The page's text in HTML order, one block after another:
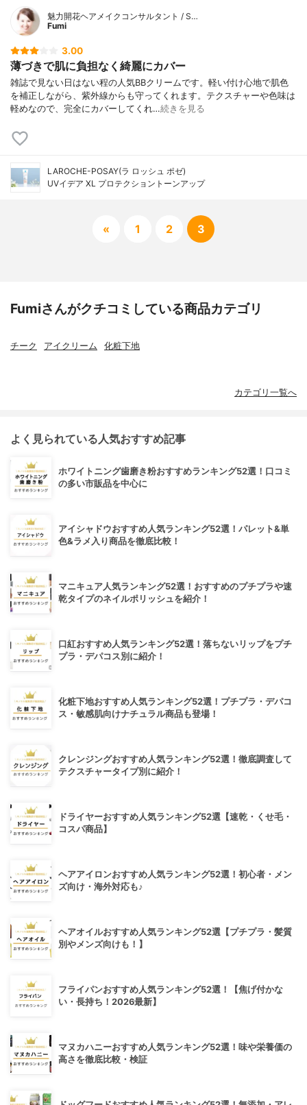
魅力開花ヘアメイクコンサルタント / S…
Fumi
3.00
薄づきで肌に負担なく綺麗にカバー
雑誌で見ない日はない程の人気BBクリームです。軽い付け心地で肌色
を補正しながら、紫外線からも守ってくれます。テクスチャーや色味は
軽めなので、完全にカバーしてくれ…続きを見る
LAROCHE-POSAY(ラ ロッシュ ポゼ)
UVイデア XL プロテクショントーンアップ
« 1 2 3
Fumiさんがクチコミしている商品カテゴリ
チーク アイクリーム 化粧下地
カテゴリ一覧へ
よく見られている人気おすすめ記事
ホワイトニング歯磨き粉おすすめランキング52選！口コミ
の多い市販品を中心に
アイシャドウおすすめ人気ランキング52選！パレット&単
色&ラメ入り商品を徹底比較！
マニキュア人気ランキング52選！おすすめのプチプラや速
乾タイプのネイルポリッシュを紹介！
口紅おすすめ人気ランキング52選！落ちないリップをプチ
プラ・デパコス別に紹介！
化粧下地おすすめ人気ランキング52選！プチプラ・デパコ
ス・敏感肌向けナチュラル商品も登場！
クレンジングおすすめ人気ランキング52選！徹底調査して
テクスチャータイプ別に紹介！
ドライヤーおすすめ人気ランキング52選【速乾・くせ毛・
コスパ商品】
ヘアアイロンおすすめ人気ランキング52選！初心者・メン
ズ向け・海外対応も♪
ヘアオイルおすすめ人気ランキング52選【プチプラ・髪質
別やメンズ向けも！】
フライパンおすすめ人気ランキング52選！【焦げ付かな
い・長持ち！2026最新】
マヌカハニーおすすめ人気ランキング52選！味や栄養価の
高さを徹底比較・検証